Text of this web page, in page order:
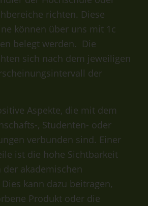
richten. Diese
können über uns mit 1c
belegt werden. Die
sich nach dem jeweiligen
der
Aspekte, die mit dem
, Studenten- oder
verbunden sind. Einer
ist die hohe Sichtbarkeit
der akademischen
kann dazu beitragen,
Produkt oder die